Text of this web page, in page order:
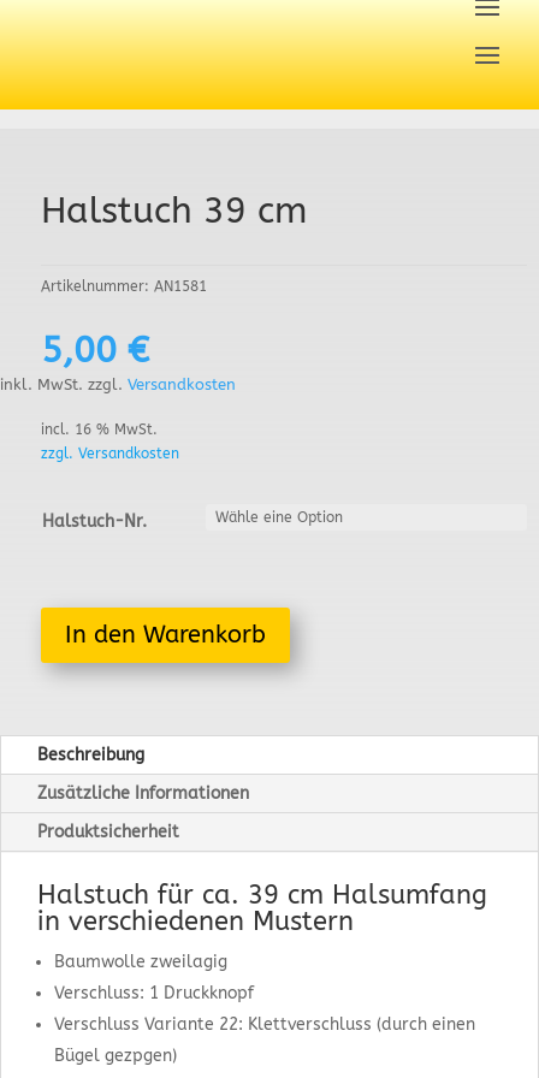
Halstuch 39 cm
Artikelnummer: AN1581
5,00 €
inkl. MwSt. zzgl. Versandkosten
incl. 16 % MwSt.
zzgl. Versandkosten
Halstuch-Nr.
In den Warenkorb
Beschreibung
Zusätzliche Informationen
Produktsicherheit
Halstuch für ca. 39 cm Halsumfang
in verschiedenen Mustern
Baumwolle zweilagig
Verschluss: 1 Druckknopf
Verschluss Variante 22: Klettverschluss (durch einen
Bügel gezpgen)